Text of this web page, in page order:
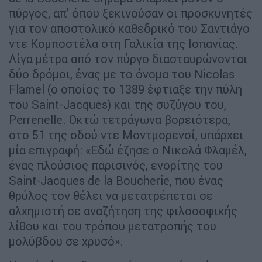
πύργος, απ’ όπου ξεκινούσαν οι προσκυνητές
για τον αποστολικό καθεδρικό του Σαντιάγο
ντε Κομποστέλα στη Γαλικία της Ισπανίας.
Λίγα μέτρα από τον πύργο διασταυρώνονται
δύο δρόμοι, ένας με το όνομα του Nicolas
Flamel (ο οποίος το 1389 έφτιαξε την πύλη
του Saint-Jacques) και της συζύγου του,
Perrenelle. Οκτώ τετράγωνα βορειότερα,
στο 51 της οδού ντε Μοντμορενσί, υπάρχει
μία επιγραφή: «Εδώ έζησε ο Νικολά Φλαμέλ,
ένας πλούσιος παρισινός, ενορίτης του
Saint-Jacques de la Boucherie, που ένας
θρύλος τον θέλει να μετατρέπεται σε
αλχημιστή σε αναζήτηση της φιλοσοφικής
λίθου και του τρόπου μετατροπής του
μολύβδου σε χρυσό».